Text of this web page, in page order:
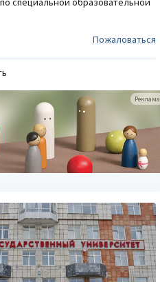
Пожаловаться
Реклама